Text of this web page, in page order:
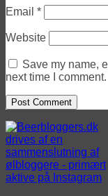
Email *
Website
Save my name,
next time I comment.